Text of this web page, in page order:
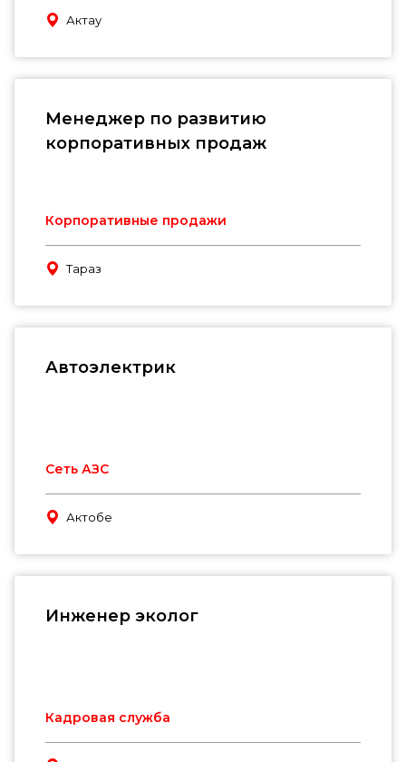
Актау
Менеджер по развитию
корпоративных продаж
Корпоративные продажи
Тараз
Автоэлектрик
Сеть АЗС
Актобе
Инженер эколог
Кадровая служба